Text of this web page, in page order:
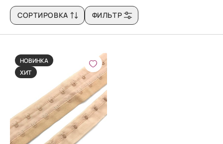
СОРТИРОВКА ФИЛЬТР
НОВИНКА
ХИТ